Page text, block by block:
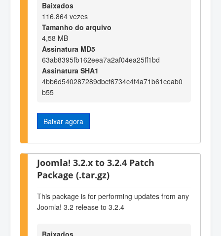
Baixados
116.864 vezes
Tamanho do arquivo
4,58 MB
Assinatura MD5
63ab8395fb162eea7a2af04ea25ff1bd
Assinatura SHA1
4bb6d540287289dbcf6734c4f4a71b61ceab0
b55
Baixar agora
Joomla! 3.2.x to 3.2.4 Patch
Package (.tar.gz)
This package is for performing updates from any
Joomla! 3.2 release to 3.2.4
Baixados